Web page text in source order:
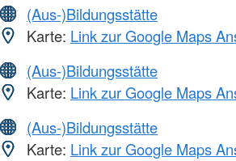
(Aus-)Bildungsstätte
Karte: Link zur Google Maps
(Aus-)Bildungsstätte
Karte: Link zur Google Maps
(Aus-)Bildungsstätte
Karte: Link zur Google Maps